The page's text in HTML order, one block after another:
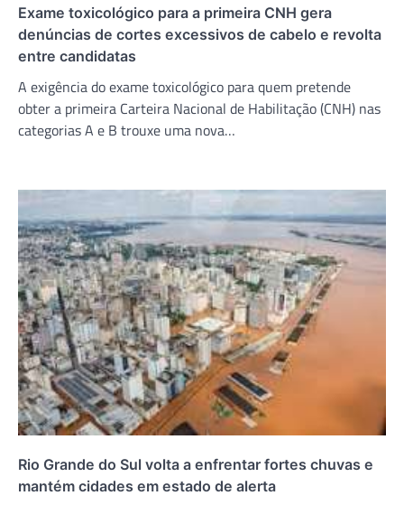
Exame toxicológico para a primeira CNH gera
denúncias de cortes excessivos de cabelo e revolta
entre candidatas
A exigência do exame toxicológico para quem pretende
obter a primeira Carteira Nacional de Habilitação (CNH) nas
categorias A e B trouxe uma nova…
Rio Grande do Sul volta a enfrentar fortes chuvas e
mantém cidades em estado de alerta